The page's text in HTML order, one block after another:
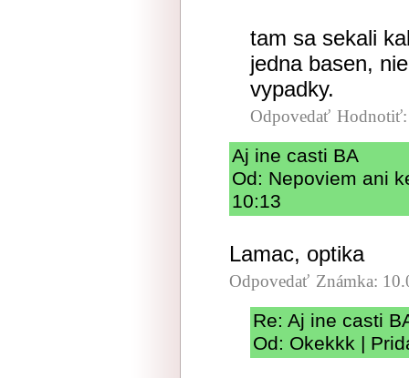
tam sa sekali
jedna basen,
vypadky.
Odpovedať
Aj ine casti BA
Od: Nepoviem ani
10:13
Lamac, optika
Odpovedať Známka:
Re: Aj ine casti
Od: Okekkk |